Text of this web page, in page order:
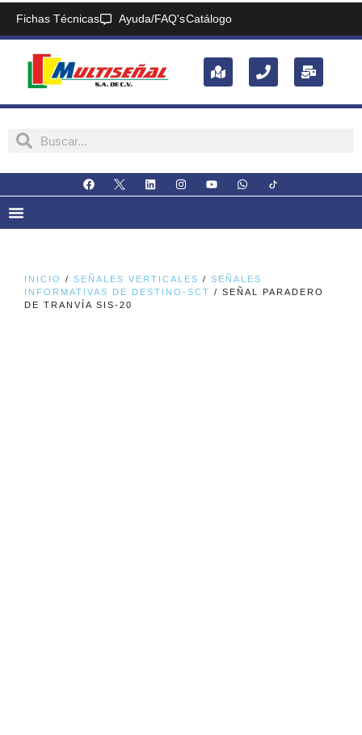
Fichas Técnicas Ayuda/FAQ'sCatálogo
INICIO / SEÑALES VERTICALES / SEÑALES
INFORMATIVAS DE DESTINO-SCT / SEÑAL PARADERO
DE TRANVÍA SIS-20